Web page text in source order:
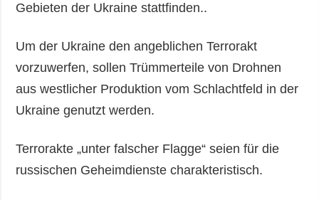
Gebieten der Ukraine stattfinden..
Um der Ukraine den angeblichen Terrorakt
vorzuwerfen, sollen Trümmerteile von Drohnen
aus westlicher Produktion vom Schlachtfeld in der
Ukraine genutzt werden.
Terrorakte „unter falscher Flagge“ seien für die
russischen Geheimdienste charakteristisch.